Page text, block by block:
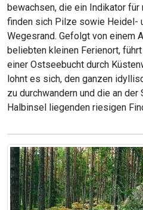
bewachsen, die ein Indikator
finden sich Pilze sowie Heidel-
Wegesrand. Gefolgt von einem
beliebten kleinen Ferienort,
einer Ostseebucht durch
lohnt es sich, den ganzen
zu durchwandern und die an
Halbinsel liegenden riesigen